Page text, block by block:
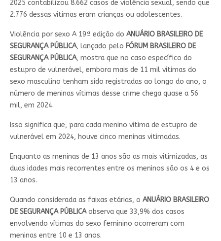
2025 contabilizou 8.662 casos de violência sexual, sendo que
2.776 dessas vítimas eram crianças ou adolescentes.
Violência por sexo A 19ª edição do ANUÁRIO BRASILEIRO DE
SEGURANÇA PÚBLICA, lançado pelo FÓRUM BRASILEIRO DE
SEGURANÇA PÚBLICA, mostra que no caso específico do
estupro de vulnerável, embora mais de 11 mil vítimas do
sexo masculino tenham sido registradas ao longo do ano, o
número de meninas vítimas desse crime chega quase a 56
mil, em 2024.
Isso significa que, para cada menino vítima de estupro de
vulnerável em 2024, houve cinco meninas vitimadas.
Enquanto as meninas de 13 anos são as mais vitimizadas, as
duas idades mais recorrentes entre os meninos são os 4 e os
13 anos.
Quando considerada as faixas etárias, o ANUÁRIO BRASILEIRO
DE SEGURANÇA PÚBLICAobserva que 33,9% dos casos
envolvendo vítimas do sexo feminino ocorreram com
meninas entre 10 e 13 anos.